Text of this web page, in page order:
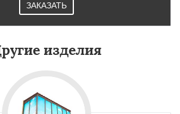
ЗАКАЗАТЬ
изделия